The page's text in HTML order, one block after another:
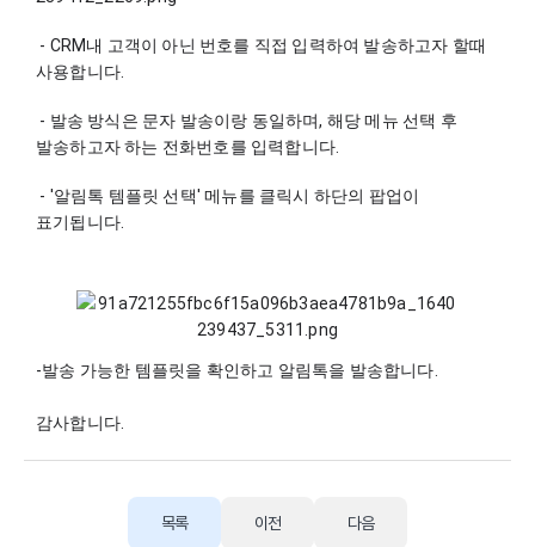
사용합니다.
발송하고자 하는 전화번호를 입력합니다.
표기됩니다.
-발송 가능한 템플릿을 확인하고 알림톡을 발송합니다.
감사합니다.
목록 이전 다음